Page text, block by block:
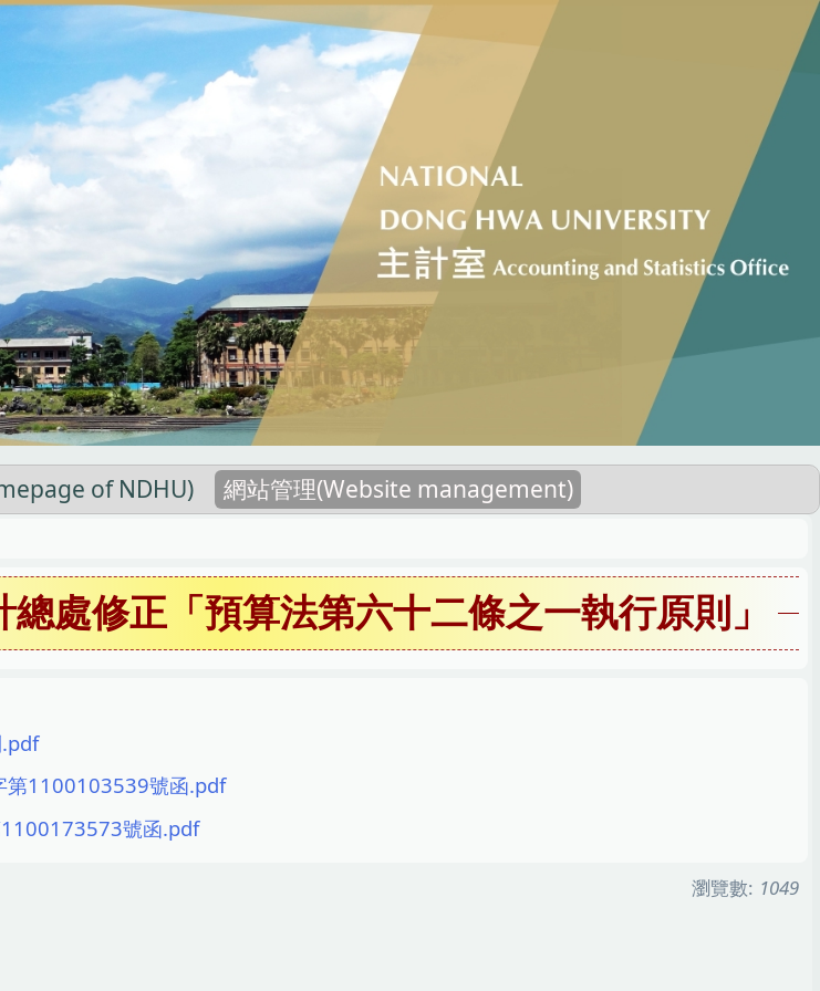
of NDHU)
網站管理(Website management)
總處修正「預算法第六十二條之一執行原則」
第1100103539號函.pdf
號函.pdf
瀏覽數: 1049